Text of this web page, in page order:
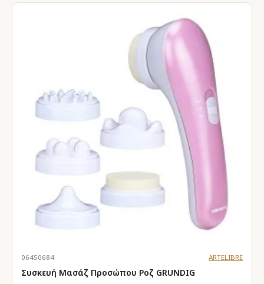
06450684 ARTELIBRE
Συσκευή Μασάζ Προσώπου Ροζ GRUNDIG